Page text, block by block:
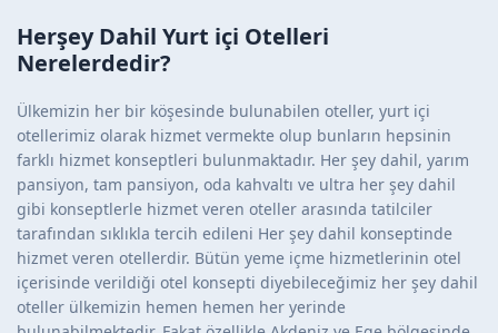
Herşey Dahil Yurt içi Otelleri
Nerelerdedir?
Ülkemizin her bir köşesinde bulunabilen oteller, yurt içi
otellerimiz olarak hizmet vermekte olup bunların hepsinin
farklı hizmet konseptleri bulunmaktadır. Her şey dahil, yarım
pansiyon, tam pansiyon, oda kahvaltı ve ultra her şey dahil
gibi konseptlerle hizmet veren oteller arasında tatilciler
tarafından sıklıkla tercih edileni Her şey dahil konseptinde
hizmet veren otellerdir. Bütün yeme içme hizmetlerinin otel
içerisinde verildiği otel konsepti diyebileceğimiz her şey dahil
oteller ülkemizin hemen hemen her yerinde